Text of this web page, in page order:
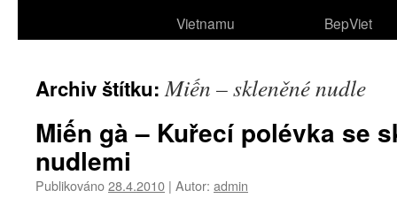
webu
Vietnamu
BepViet
Archiv štítku:Miến – skleněné nudle
Miến gà – Kuřecí polévka se
nudlemi
Publikováno28.4.2010 | Autor: admin